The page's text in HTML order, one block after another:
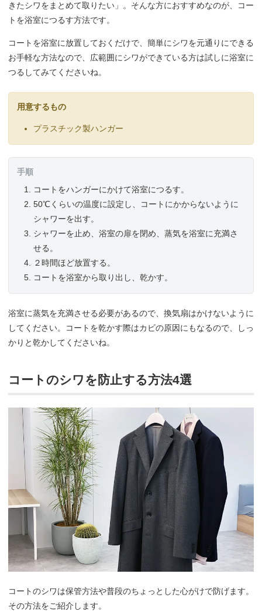
きたシワをまとめて取りたい」。そんな方におすすめなのが、コー
トを浴室につるす方法です。
コートを浴室に放置しておくだけで、簡単にシワを元通りにできる
お手軽な方法なので、広範囲にシワができている方は試しに浴室に
つるしてみてくださいね。
用意するもの
プラスチック製ハンガー
手順
コートをハンガーにかけて浴室につるす。
50℃くらいの温度に設定し、コートにかからないように
シャワーを出す。
シャワーを止め、浴室の扉を閉め、蒸気を浴室に充満さ
せる。
２時間ほど放置する。
コートを浴室から取り出し、乾かす。
浴室に蒸気を充満させる必要があるので、換気扇はかけないように
してください。コートを乾かす際はカビの原因にもなるので、しっ
かりと乾かしてくださいね。
コートのシワを防止する方法4選
コートのシワは保管方法や普段のちょっとした心がけで防げます。
その方法をご紹介します。